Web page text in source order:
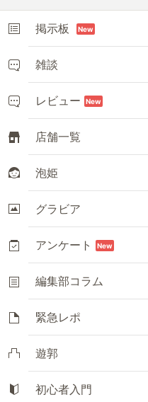
掲示板 New
雑談
レビュー New
店舗一覧
泡姫
グラビア
アンケート New
編集部コラム
緊急レポ
遊郭
初心者入門